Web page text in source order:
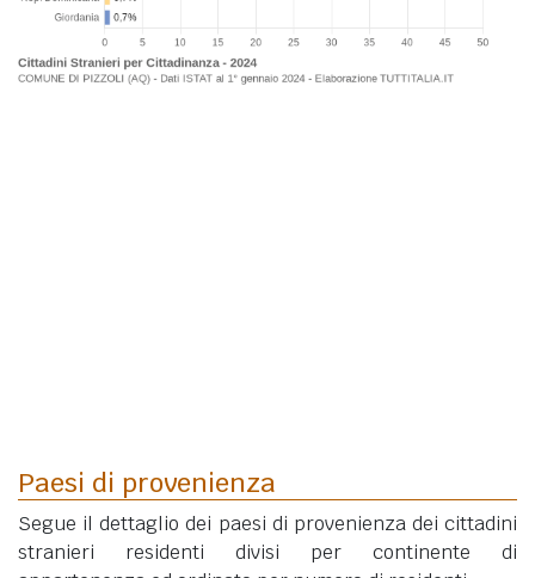
Paesi di provenienza
Segue il dettaglio dei paesi di provenienza dei cittadini
stranieri residenti divisi per continente di